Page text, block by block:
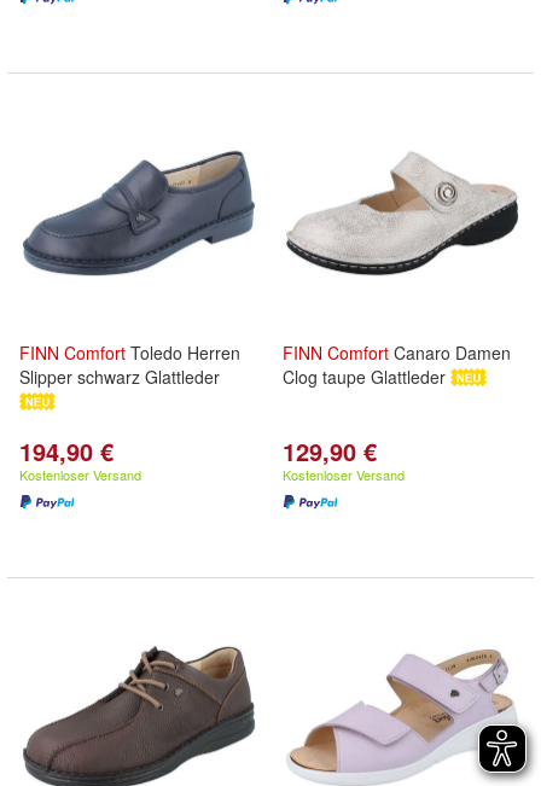
FINN Comfort Toledo Herren
Slipper schwarz Glattleder
194,90 €
Kostenloser Versand
FINN Comfort Canaro Damen
Clog taupe Glattleder
129,90 €
Kostenloser Versand